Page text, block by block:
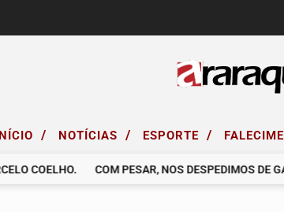
/ NOTÍCIAS / ESPORTE /
COELHO. COM PESAR, NOS DESPEDIMOS DE